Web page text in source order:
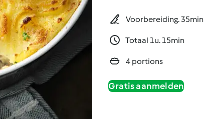
Voorbereiding. 35min
Totaal 1u. 15min
4 portions
Gratis aanmelden